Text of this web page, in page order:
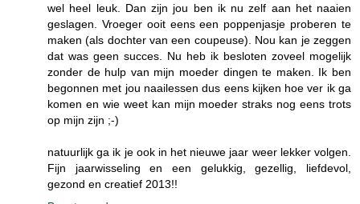
wel heel leuk. Dan zijn jou ben ik nu zelf aan het naaien
geslagen. Vroeger ooit eens een poppenjasje proberen te
maken (als dochter van een coupeuse). Nou kan je zeggen
dat was geen succes. Nu heb ik besloten zoveel mogelijk
zonder de hulp van mijn moeder dingen te maken. Ik ben
begonnen met jou naailessen dus eens kijken hoe ver ik ga
komen en wie weet kan mijn moeder straks nog eens trots
op mijn zijn ;-)
natuurlijk ga ik je ook in het nieuwe jaar weer lekker volgen.
Fijn jaarwisseling en een gelukkig, gezellig, liefdevol,
gezond en creatief 2013!!